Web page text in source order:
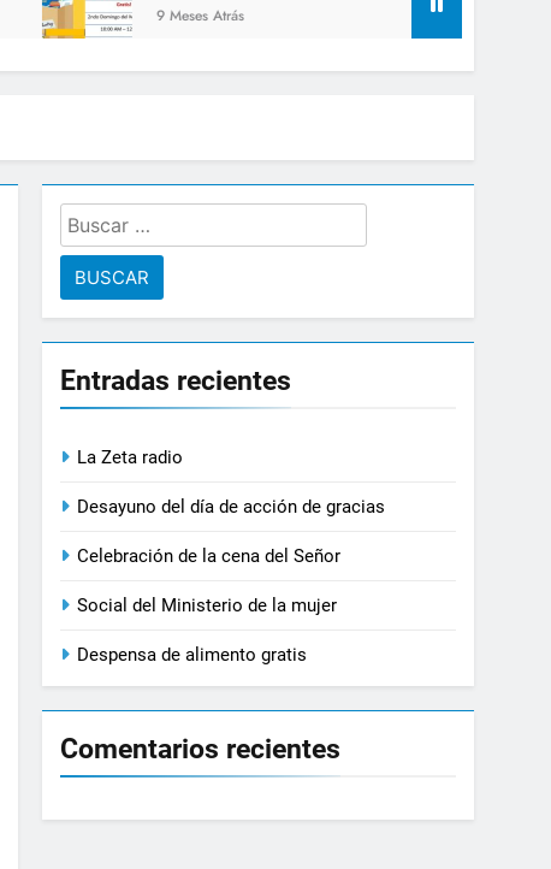
9 Meses Atrás
Buscar:
Entradas recientes
La Zeta radio
Desayuno del día de acción de gracias
Celebración de la cena del Señor
Social del Ministerio de la mujer
Despensa de alimento gratis
Comentarios recientes